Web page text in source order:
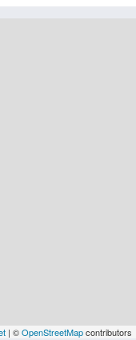
| ©OpenStreetMapcontributors